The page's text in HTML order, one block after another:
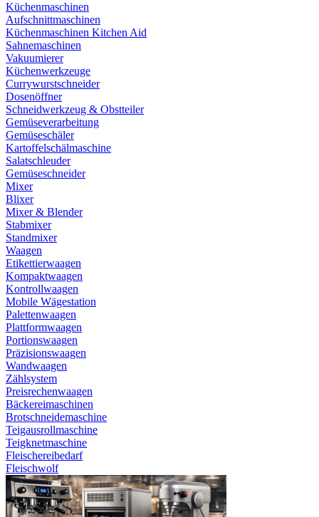
Küchenmaschinen
Aufschnittmaschinen
Küchenmaschinen Kitchen Aid
Sahnemaschinen
Vakuumierer
Küchenwerkzeuge
Currywurstschneider
Dosenöffner
Schneidwerkzeug & Obstteiler
Gemüseverarbeitung
Gemüseschäler
Kartoffelschälmaschine
Salatschleuder
Gemüseschneider
Mixer
Blixer
Mixer & Blender
Stabmixer
Standmixer
Waagen
Etikettierwaagen
Kompaktwaagen
Kontrollwaagen
Mobile Wägestation
Palettenwaagen
Plattformwaagen
Portionswaagen
Präzisionswaagen
Wandwaagen
Zählsystem
Preisrechenwaagen
Bäckereimaschinen
Brotschneidemaschine
Teigausrollmaschine
Teigknetmaschine
Fleischereibedarf
Fleischwolf